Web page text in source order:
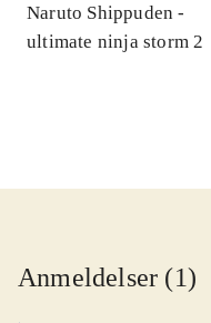
Naruto Shippuden -
ultimate ninja storm 2
Anmeldelser (1)